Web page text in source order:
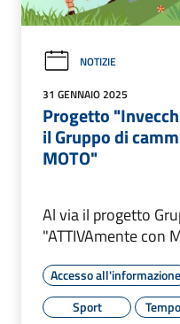
NOTIZIE
31 GENNAIO 2025
Progetto
il Gruppo di
MOTO"
Al via il progetto
"ATTIVAmente con
Accesso all'informazione
Sport